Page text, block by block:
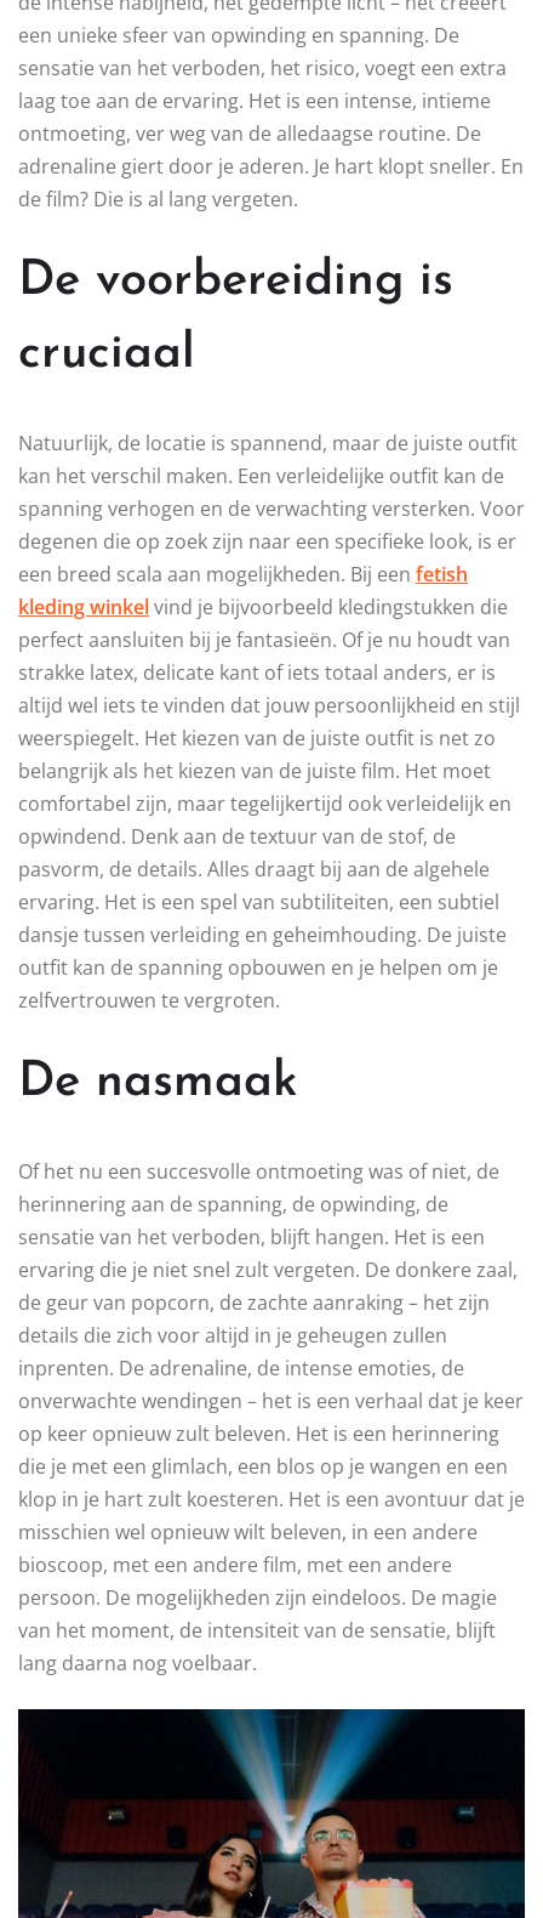
een unieke sfeer van opwinding en spanning. De
sensatie van het verboden, het risico, voegt een extra
laag toe aan de ervaring. Het is een intense, intieme
ontmoeting, ver weg van de alledaagse routine. De
adrenaline giert door je aderen. Je hart klopt sneller. En
de film? Die is al lang vergeten.
De voorbereiding is
cruciaal
Natuurlijk, de locatie is spannend, maar de juiste outfit
kan het verschil maken. Een verleidelijke outfit kan de
spanning verhogen en de verwachting versterken. Voor
degenen die op zoek zijn naar een specifieke look, is er
een breed scala aan mogelijkheden. Bij een fetish
kleding winkelvind je bijvoorbeeld kledingstukken die
perfect aansluiten bij je fantasieën. Of je nu houdt van
strakke latex, delicate kant of iets totaal anders, er is
altijd wel iets te vinden dat jouw persoonlijkheid en stijl
weerspiegelt. Het kiezen van de juiste outfit is net zo
belangrijk als het kiezen van de juiste film. Het moet
comfortabel zijn, maar tegelijkertijd ook verleidelijk en
opwindend. Denk aan de textuur van de stof, de
pasvorm, de details. Alles draagt bij aan de algehele
ervaring. Het is een spel van subtiliteiten, een subtiel
dansje tussen verleiding en geheimhouding. De juiste
outfit kan de spanning opbouwen en je helpen om je
zelfvertrouwen te vergroten.
De nasmaak
Of het nu een succesvolle ontmoeting was of niet, de
herinnering aan de spanning, de opwinding, de
sensatie van het verboden, blijft hangen. Het is een
ervaring die je niet snel zult vergeten. De donkere zaal,
de geur van popcorn, de zachte aanraking – het zijn
details die zich voor altijd in je geheugen zullen
inprenten. De adrenaline, de intense emoties, de
onverwachte wendingen – het is een verhaal dat je keer
op keer opnieuw zult beleven. Het is een herinnering
die je met een glimlach, een blos op je wangen en een
klop in je hart zult koesteren. Het is een avontuur dat je
misschien wel opnieuw wilt beleven, in een andere
bioscoop, met een andere film, met een andere
persoon. De mogelijkheden zijn eindeloos. De magie
van het moment, de intensiteit van de sensatie, blijft
lang daarna nog voelbaar.